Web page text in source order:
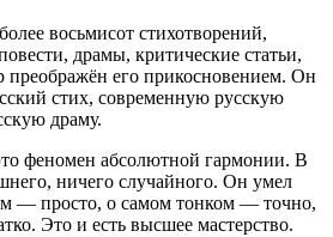
восьмисот стихотворений,
драмы, критические статьи,
его прикосновением. Он
стих, современную русскую
драму.
феномен абсолютной гармонии. В
ничего случайного. Он умел
— просто, о самом тонком — точно,
Это и есть высшее мастерство.